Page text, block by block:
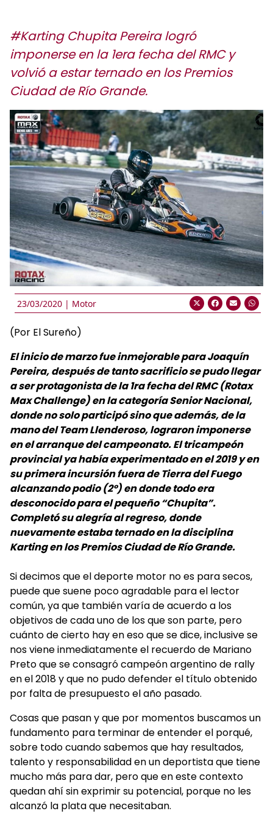
#Karting Chupita Pereira logró
imponerse en la 1era fecha del RMC y
volvió a estar ternado en los Premios
Ciudad de Río Grande.
23/03/2020 | Motor
(Por El Sureño)
El inicio de marzo fue inmejorable para Joaquín
Pereira, después de tanto sacrificio se pudo llegar
a ser protagonista de la 1ra fecha del RMC (Rotax
Max Challenge) en la categoría Senior Nacional,
donde no solo participó sino que además, de la
mano del Team Llenderoso, lograron imponerse
en el arranque del campeonato. El tricampeón
provincial ya había experimentado en el 2019 y en
su primera incursión fuera de Tierra del Fuego
alcanzando podio (2º) en donde todo era
desconocido para el pequeño “Chupita”.
Completó su alegría al regreso, donde
nuevamente estaba ternado en la disciplina
Karting en los Premios Ciudad de Río Grande.
Si decimos que el deporte motor no es para secos,
puede que suene poco agradable para el lector
común, ya que también varía de acuerdo a los
objetivos de cada uno de los que son parte, pero
cuánto de cierto hay en eso que se dice, inclusive se
nos viene inmediatamente el recuerdo de Mariano
Preto que se consagró campeón argentino de rally
en el 2018 y que no pudo defender el título obtenido
por falta de presupuesto el año pasado.
Cosas que pasan y que por momentos buscamos un
fundamento para terminar de entender el porqué,
sobre todo cuando sabemos que hay resultados,
talento y responsabilidad en un deportista que tiene
mucho más para dar, pero que en este contexto
quedan ahí sin exprimir su potencial, porque no les
alcanzó la plata que necesitaban.